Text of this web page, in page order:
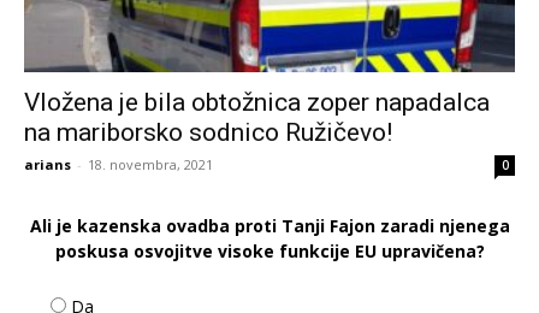
Vložena je bila obtožnica zoper napadalca
na mariborsko sodnico Ružičevo!
arians - 18. novembra, 2021 0
Ali je kazenska ovadba proti Tanji Fajon zaradi njenega
poskusa osvojitve visoke funkcije EU upravičena?
Da